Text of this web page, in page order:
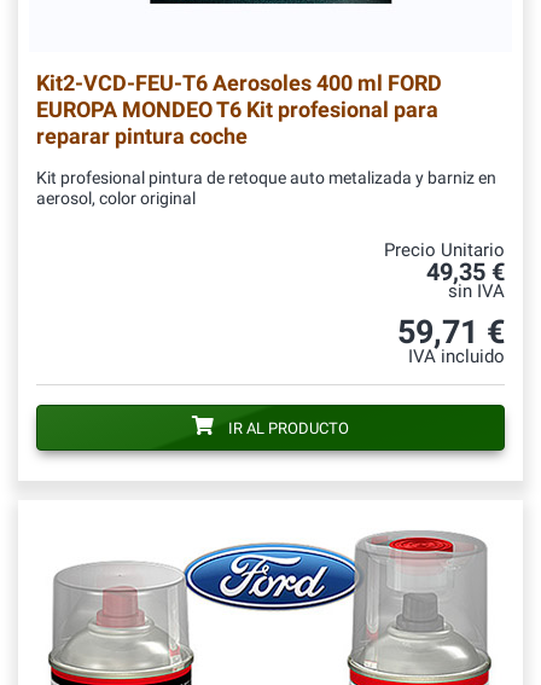
Kit2-VCD-FEU-T6Aerosoles 400 ml FORD
EUROPA MONDEO T6 Kit profesional para
reparar pintura coche
Kit profesional pintura de retoque auto metalizada y barniz en
aerosol, color original
Precio Unitario
49,35 €
sin IVA
59,71 €
IVA incluido
IR AL PRODUCTO